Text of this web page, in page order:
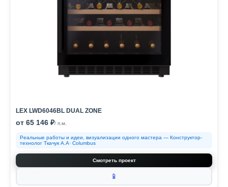
LEX LWD6046BL DUAL ZONE
от 65 146 ₽/ п.м.
Реальные работы и идеи, визуализации одного мастера — Конструктор-
технолог Ткачук А.А· Columbus
Смотреть проект
📱